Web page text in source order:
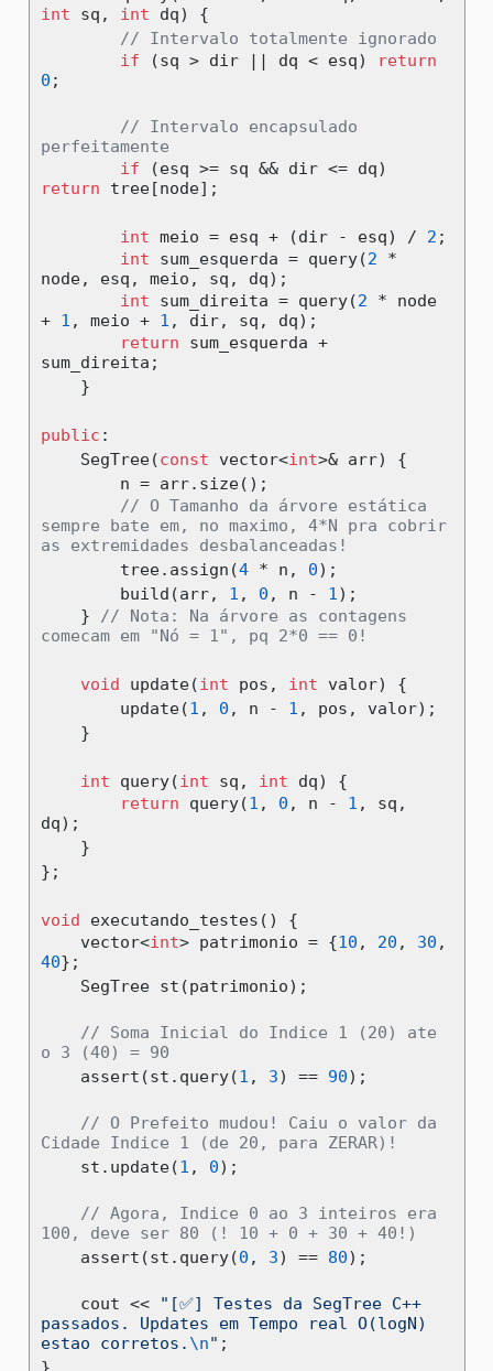
int sq , int dq)
{
// Intervalo totalmente ignorado
if
(sq > dir || dq < esq)
return
0 ;
// Intervalo encapsulado
perfeitamente
if
(esq >= sq && dir <= dq)
return tree[node];
int meio = esq + (dir - esq) / 2 ;
int sum_esquerda = query(2
*
node, esq , meio , sq , dq);
int sum_direita = query(2 *
node
+ 1 , meio + 1 , dir, sq , dq);
return sum_esquerda +
sum_direita ;
}
public :
    SegTree
(const vector<int>& arr)
{
        n
= arr. size();
// O Tamanho da árvore estática
sempre bate em, no maximo, 4*N pra cobrir
as extremidades desbalanceadas!
        tree
. assign (4 * n , 0);
        build
(arr, 1 , 0 , n - 1);
}
// Nota: Na árvore as contagens
comecam em "Nó = 1", pq 2*0 == 0!
void update(int pos , int valor)
{
        update
(1 , 0 , n - 1 , pos , valor);
}
int query(int sq , int dq)
{
return query(1 , 0 , n - 1 , sq ,
dq);
}
};
void executando_testes ()
{
    vector
<int> patrimonio = {10 , 20 , 30 ,
40};
    SegTree st
(patrimonio);
// Soma Inicial do Indice 1 (20) ate
o 3 (40) = 90
assert (st . query(1 , 3) == 90);
// O Prefeito mudou! Caiu o valor da
Cidade Indice 1 (de 20, para ZERAR)!
    st
. update(1 , 0);
// Agora, Indice 0 ao 3 inteiros era
100, deve ser 80 (! 10 + 0 + 30 + 40!)
assert (st . query(0 , 3) == 80);
    cout
<<
"[✅] Testes da SegTree C++
passados. Updates em Tempo real O(logN)
estao corretos. \n" ;